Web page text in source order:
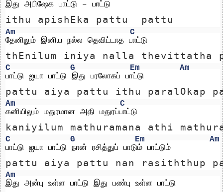
இது அபிஷேக பாட்டு – பாட்டு
ithu apishEka pattu  pattu
Am
C
தேனிலும் இனிய நல்ல தெவிட்டாத பாட்டு
thEnilum iniya nalla thevittatha
C G Em
Am
பாட்டு ஐயா பாட்டு இது பரலோகப் பாட்டு
pattu aiya pattu ithu paralOkap
Am
C
கனியிலும் மதுரமான அதி மதுரப்பாட்டு
kaniyilum mathuramana athi
C G Em
Am
பாட்டு ஐயா பாட்டு நான் ரசித்துப் பாடும் பாட்டும்
pattu aiya pattu nan rasiththup
Am
இது அன்பு உள்ள பாட்டு இது பண்பு உள்ள பாட்டு